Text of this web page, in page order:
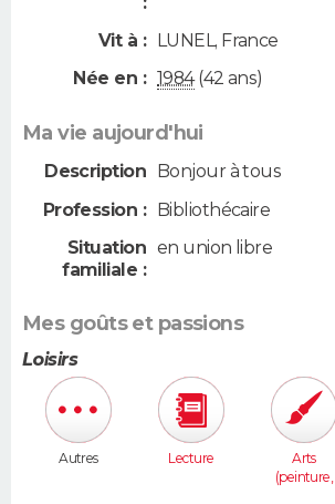
Vit à : LUNEL, France
Née en : 1984(42 ans)
Ma vie aujourd'hui
Description
Bonjour à tous
Profession : Bibliothécaire
Situation
familiale :
en union libre
Mes goûts et passions
Loisirs
Autres Lecture
Arts
(peinture,